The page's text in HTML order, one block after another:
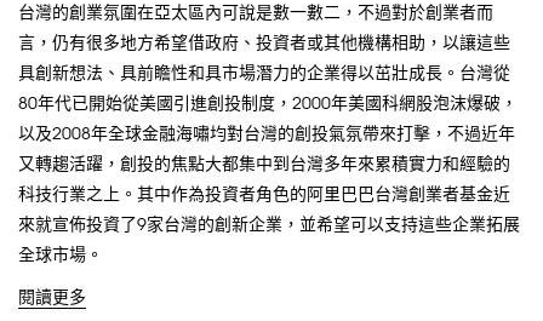
台灣的創業氛圍在亞太區內可說是數一數二，不過對於創業者而
言，仍有很多地方希望借政府、投資者或其他機構相助，以讓這些
具創新想法、具前瞻性和具市場潛力的企業得以茁壯成長。台灣從
80年代已開始從美國引進創投制度，2000年美國科網股泡沫爆破，
以及2008年全球金融海嘯均對台灣的創投氣氛帶來打擊，不過近年
又轉趨活躍，創投的焦點大都集中到台灣多年來累積實力和經驗的
科技行業之上。其中作為投資者角色的阿里巴巴台灣創業者基金近
來就宣佈投資了9家台灣的創新企業，並希望可以支持這些企業拓展
全球市場。
閱讀更多